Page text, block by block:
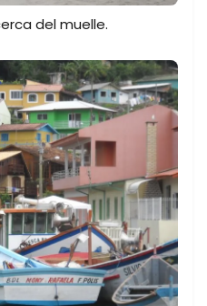
del muelle.